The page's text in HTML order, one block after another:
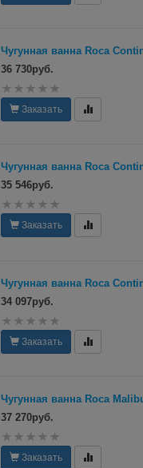
Чугунная ванна Roca
36 730руб.
Заказать
Чугунная ванна Roca
35 546руб.
Заказать
Чугунная ванна Roca
34 097руб.
Заказать
Чугунная ванна Roca
37 270руб.
Заказать